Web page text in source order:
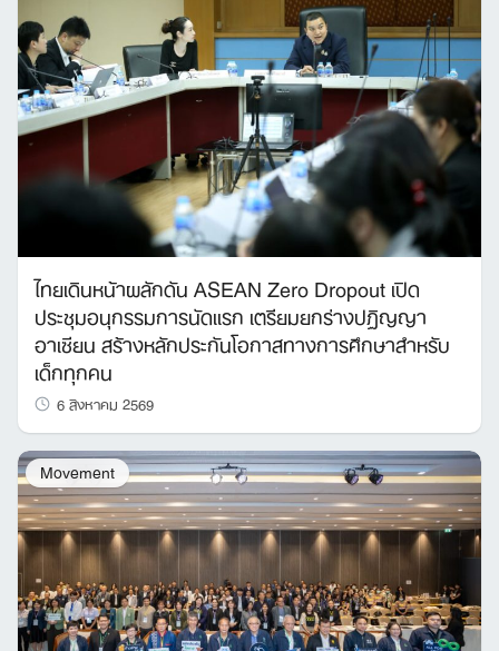
ไทยเดินหน้าผลักดัน ASEAN Zero Dropout เปิด
ประชุมอนุกรรมการนัดแรก เตรียมยกร่างปฏิญญา
อาเซียน สร้างหลักประกันโอกาสทางการศึกษาสำหรับ
เด็กทุกคน
6 สิงหาคม 2569
Movement